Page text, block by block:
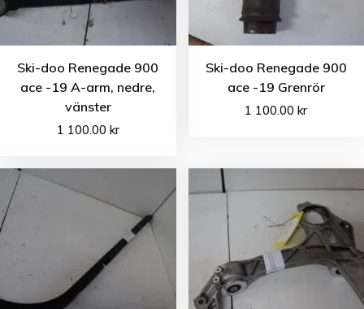
Ski-doo Renegade 900
ace -19 A-arm, nedre,
vänster
1 100.00 kr
Ski-doo Renegade 900
ace -19 Grenrör
1 100.00kr